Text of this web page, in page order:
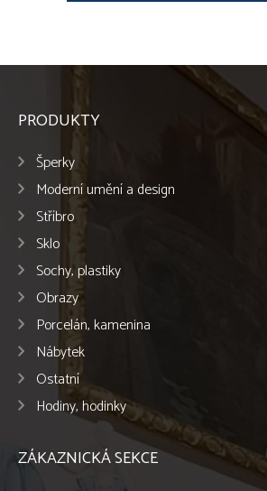
PRODUKTY
Šperky
Moderní umění a design
Stříbro
Sklo
Sochy, plastiky
Obrazy
Porcelán, kamenina
Nábytek
Ostatní
Hodiny, hodinky
ZÁKAZNICKÁ SEKCE